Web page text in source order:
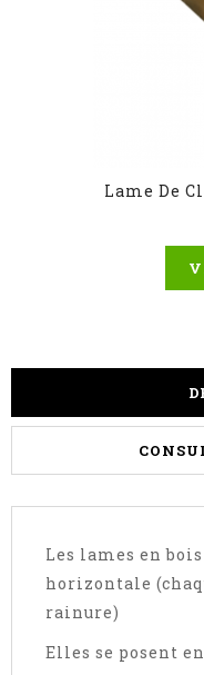
Lame De
Les lames en
horizontale
rainure)
Elles se posent